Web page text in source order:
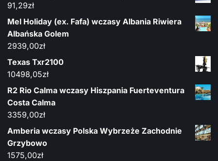
91,29zł
Mel Holiday (ex. Fafa) wczasy Albania Riwiera
Albańska Golem
2939,00zł
Texas Txr2100
10498,05zł
R2 Rio Calma wczasy Hiszpania Fuerteventura
Costa Calma
3359,00zł
Amberia wczasy Polska Wybrzeże Zachodnie
Grzybowo
1575,00zł